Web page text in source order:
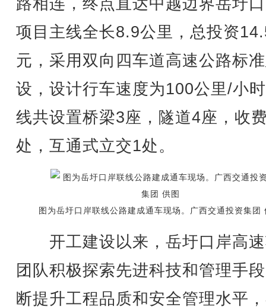
路相连，终点直达中越边界岳圩
项目主线全长8.9公里，总投资
元，采用双向四车道高速公路标
设，设计行车速度为100公里/小
线共设置桥梁3座，隧道4座，收
处，互通式立交1处。
图为岳圩口岸联线公路建成通车现场。广西交通投资集团
开工建设以来，岳圩口岸高
团队积极探索先进科技和管理手
断提升工程品质和安全管理水平